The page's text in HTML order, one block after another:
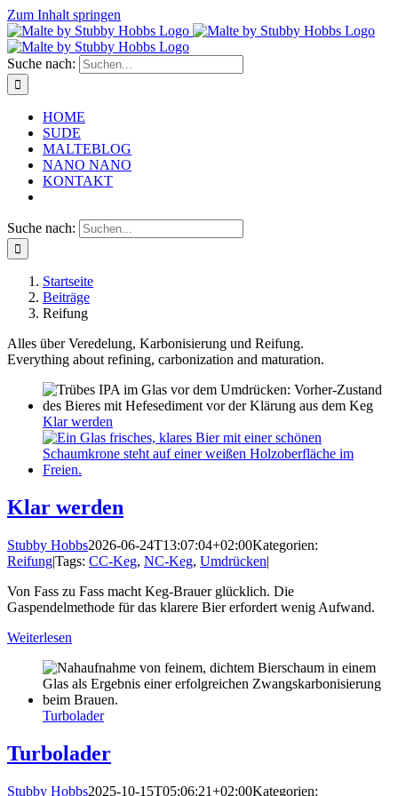
Zum Inhalt springen
Suche nach:
HOME
SUDE
MALTEBLOG
NANO NANO
KONTAKT
Suche nach:
Startseite
Beiträge
Reifung
Alles über Veredelung, Karbonisierung und Reifung.
Everything about refining, carbonization and maturation.
Klar werden
Klar werden
Stubby Hobbs2026-06-24T13:07:04+02:00Kategorien:
Reifung|Tags: CC-Keg, NC-Keg, Umdrücken|
Von Fass zu Fass macht Keg-Brauer glücklich. Die
Gaspendelmethode für das klarere Bier erfordert wenig Aufwand.
Weiterlesen
Turbolader
Turbolader
Stubby Hobbs2025-10-15T05:06:21+02:00Kategorien: